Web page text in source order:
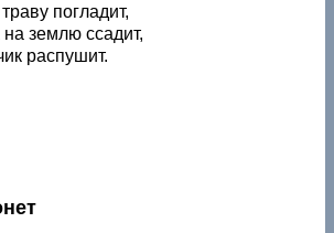
погладит,
землю ссадит,
распушит.